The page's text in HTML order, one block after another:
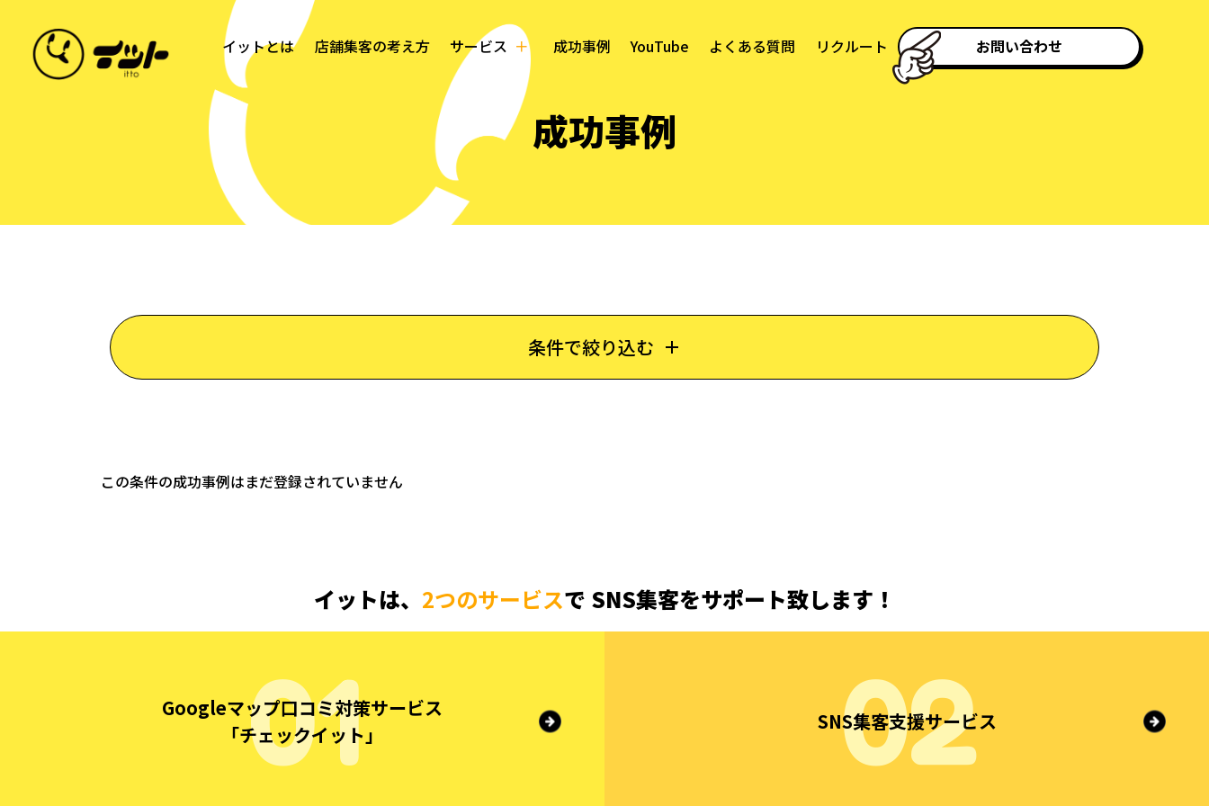
イットとは 店舗集客の考え方 サービス 成功事例 YouTube よくある質問 リクルート お問い合わせ
成功事例
条件で絞り込む
この条件の成功事例はまだ登録されていません
イットは、 2つのサービスで SNS集客をサポート致します！
Googleマップ口コミ対策サービス
「チェックイット」
SNS集客支援サービス